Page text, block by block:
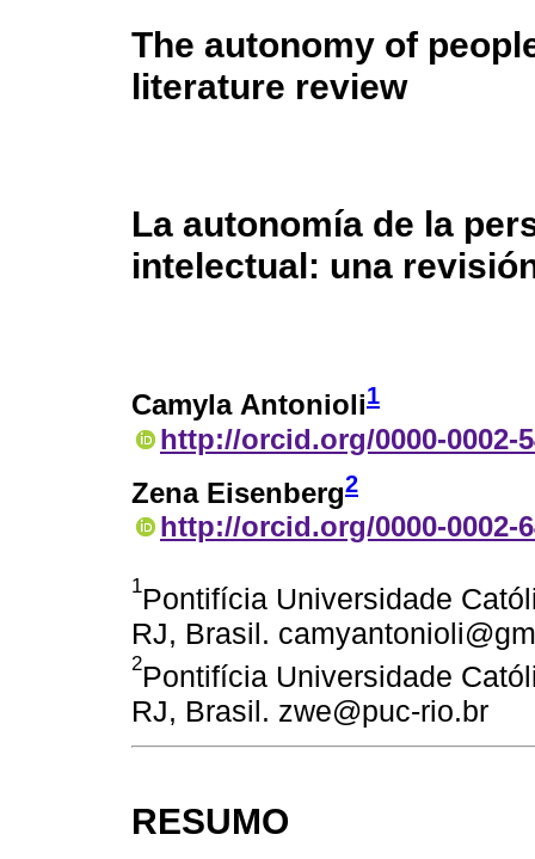
The autonomy of
literature review
La autonomía de la
intelectual: una
Camyla Antonioli1
http://orcid.org/0000-0002-
Zena Eisenberg2
http://orcid.org/0000-0002-
1Pontifícia Universidade
RJ, Brasil.
2Pontifícia Universidade
RJ, Brasil. zwe@puc-rio.br
RESUMO